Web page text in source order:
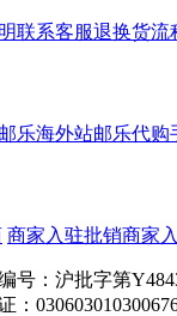
联系客服退换货流
邮乐海外站邮乐代购
商家入驻批销商家
号：沪批字第
：